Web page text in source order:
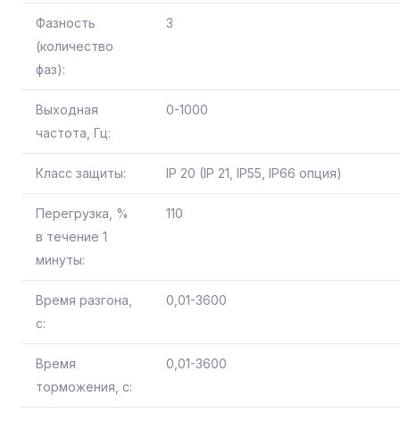
Фазность
(количество
фаз):
3
Выходная
частота, Гц:
0-1000
Класс защиты: IP 20 (IP 21, IP55, IP66 опция)
Перегрузка, %
в течение 1
минуты:
110
Время разгона,
с:
0,01-3600
Время
торможения, с:
0,01-3600